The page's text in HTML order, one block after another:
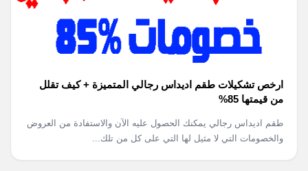
ارخص تشكيلات طقم اديداس رجالي المتميزة + كيف تقلل
من قيمتها 85%
طقم اديداس رجالي يمكنك الحصول عليه الآن والاستفادة من العروض
والخصومات التي لا مثيل لها التي على كل من تلك...